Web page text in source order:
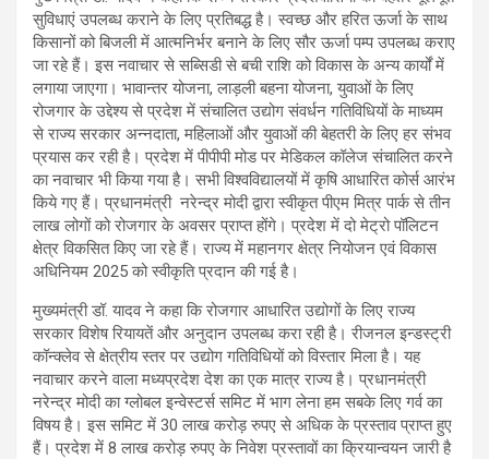
सुविधाएं उपलब्ध कराने के लिए प्रतिबद्ध है। स्वच्छ और हरित ऊर्जा के साथ
किसानों को बिजली में आत्मनिर्भर बनाने के लिए सौर ऊर्जा पम्प उपलब्ध कराए
जा रहे हैं। इस नवाचार से सब्सिडी से बची राशि को विकास के अन्य कार्यों में
लगाया जाएगा। भावान्तर योजना, लाड़ली बहना योजना, युवाओं के लिए
रोजगार के उद्देश्य से प्रदेश में संचालित उद्योग संवर्धन गतिविधियों के माध्यम
से राज्य सरकार अन्नदाता, महिलाओं और युवाओं की बेहतरी के लिए हर संभव
प्रयास कर रही है। प्रदेश में पीपीपी मोड पर मेडिकल कॉलेज संचालित करने
का नवाचार भी किया गया है। सभी विश्वविद्यालयों में कृषि आधारित कोर्स आरंभ
किये गए हैं। प्रधानमंत्री नरेन्द्र मोदी द्वारा स्वीकृत पीएम मित्र पार्क से तीन
लाख लोगों को रोजगार के अवसर प्राप्त होंगे। प्रदेश में दो मेट्रो पॉलिटन
क्षेत्र विकसित किए जा रहे हैं। राज्य में महानगर क्षेत्र नियोजन एवं विकास
अधिनियम 2025 को स्वीकृति प्रदान की गई है।
मुख्यमंत्री डॉ. यादव ने कहा कि रोजगार आधारित उद्योगों के लिए राज्य
सरकार विशेष रियायतें और अनुदान उपलब्ध करा रही है। रीजनल इन्डस्ट्री
कॉन्क्लेव से क्षेत्रीय स्तर पर उद्योग गतिविधियों को विस्तार मिला है। यह
नवाचार करने वाला मध्यप्रदेश देश का एक मात्र राज्य है। प्रधानमंत्री
नरेन्द्र मोदी का ग्लोबल इन्वेस्टर्स समिट में भाग लेना हम सबके लिए गर्व का
विषय है। इस समिट में 30 लाख करोड़ रुपए से अधिक के प्रस्ताव प्राप्त हुए
हैं। प्रदेश में 8 लाख करोड़ रुपए के निवेश प्रस्तावों का क्रियान्वयन जारी है